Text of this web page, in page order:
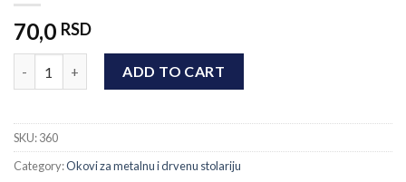
70,0 RSD
ADD TO CART
SKU:360
Category:Okovi za metalnu i drvenu stolariju